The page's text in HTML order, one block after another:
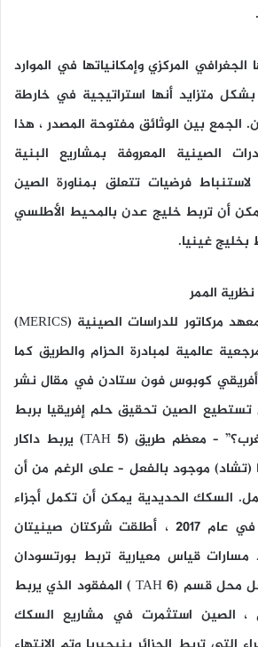
المركزي وإمكانياتها في الموارد
متزايد أنها استراتيجية في خارطة
الجمع بين الوثائق مفتوحة المصدر ، هذا
الصينية المعروفة بمشاريع البنية
فرضيات تتعلق بمناورة الصين
والتي يمكن أن تربط خليج عدن بالمحيط الأطلسي
بخليج غينيا.
الممر
في عام 2018 ، أنشأ معهد مركاتور للدراسات الصينية (MERICS)
عالمية لمبادرة الحزام والطريق كما
أفريقي كوبوس فون ستادن في مقال نشر
“هل تستطيع الصين تحقيق حلم إفريقيا بربط
النقل بين الشرق والغرب؟” – معظم طريق (TAH 5) يربط داكار
(تشاد) موجود بالفعل – على الرغم من أن
السكك الحديدية يمكن أن تكمل أجزاء
الطرق غير المكتملة: في عام 2017 ، أطلقت شركتان صينيتان
قياس معيارية تربط بورتسودان
بنجامينا يحتمل أن يحل محل قسم (TAH 6 ) المفقود الذي يربط
، الصين استثمرت في مشاريع السكك